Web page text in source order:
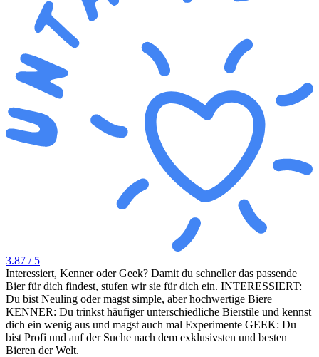
3.87 / 5
Interessiert, Kenner oder Geek? Damit du schneller das passende
Bier für dich findest, stufen wir sie für dich ein. INTERESSIERT:
Du bist Neuling oder magst simple, aber hochwertige Biere
KENNER: Du trinkst häufiger unterschiedliche Bierstile und kennst
dich ein wenig aus und magst auch mal Experimente GEEK: Du
bist Profi und auf der Suche nach dem exklusivsten und besten
Bieren der Welt.